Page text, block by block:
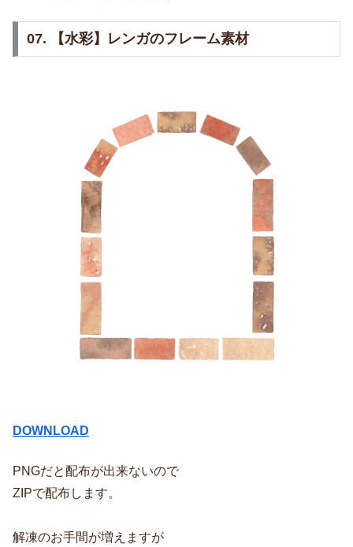
07. 【水彩】レンガのフレーム素材
DOWNLOAD
PNGだと配布が出来ないので
ZIPで配布します。
解凍のお手間が増えますが